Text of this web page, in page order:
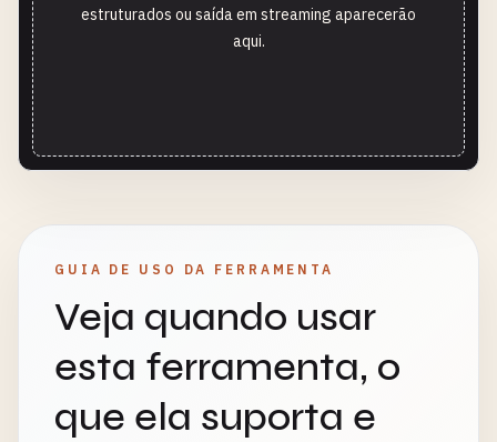
estruturados ou saída em streaming aparecerão
aqui.
GUIA DE USO DA FERRAMENTA
Veja quando usar
esta ferramenta, o
que ela suporta e